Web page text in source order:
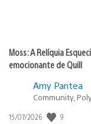
Moss: A Relíquia
emocionante de Quill
Amy Pantea
Community,
Data
15/07/2026 9